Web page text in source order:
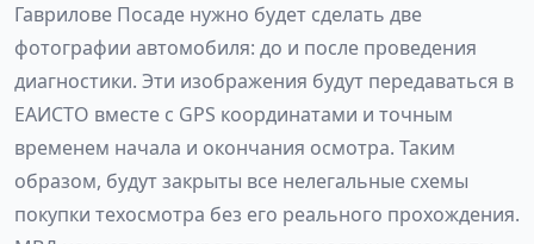
Гаврилове Посаде нужно будет сделать две
фотографии автомобиля: до и после проведения
диагностики. Эти изображения будут передаваться в
ЕАИСТО вместе с GPS координатами и точным
временем начала и окончания осмотра. Таким
образом, будут закрыты все нелегальные схемы
покупки техосмотра без его реального прохождения.